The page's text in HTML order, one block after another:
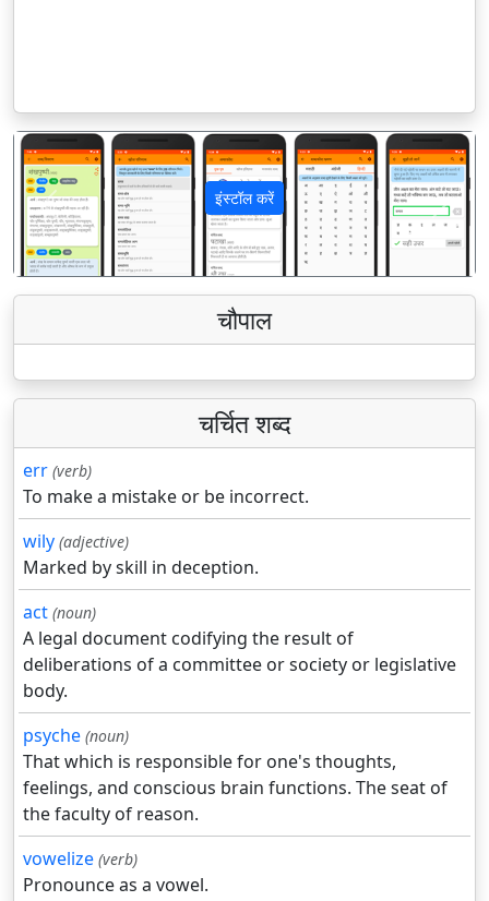
इंस्टॉल करें
पिछला अगला
चौपाल
चर्चित शब्द
err (verb)
To make a mistake or be incorrect.
wily (adjective)
Marked by skill in deception.
act (noun)
A legal document codifying the result of
deliberations of a committee or society or legislative
body.
psyche (noun)
That which is responsible for one's thoughts,
feelings, and conscious brain functions. The seat of
the faculty of reason.
vowelize (verb)
Pronounce as a vowel.